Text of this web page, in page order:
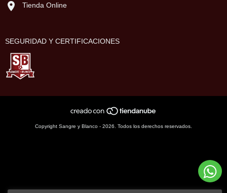
Tienda Online
SEGURIDAD Y CERTIFICACIONES
Copyright Sangre y Blanco - 2026. Todos los derechos reservados.